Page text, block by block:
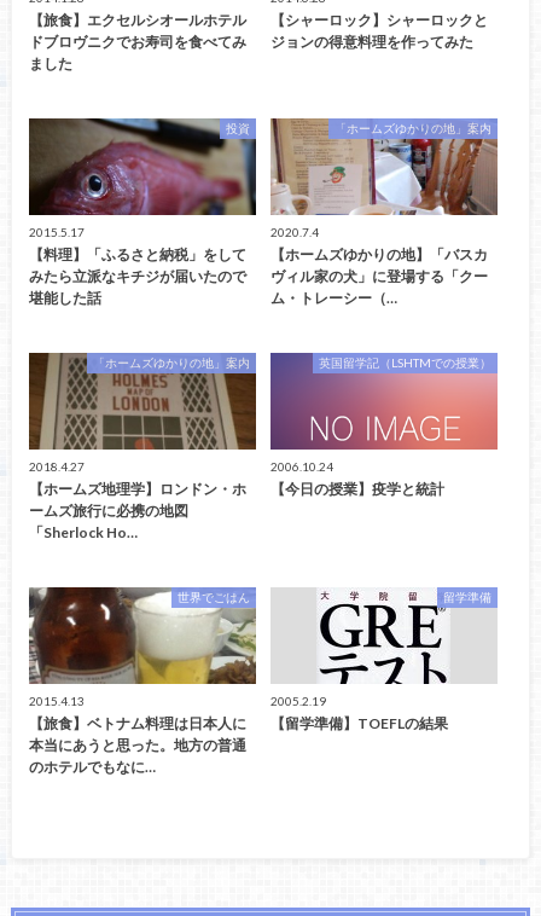
【旅食】エクセルシオールホテル
ドブロヴニクでお寿司を食べてみ
ました
【シャーロック】シャーロックと
ジョンの得意料理を作ってみた
投資
2015.5.17
【料理】「ふるさと納税」をして
みたら立派なキチジが届いたので
堪能した話
「ホームズゆかりの地」案内
2020.7.4
【ホームズゆかりの地】「バスカ
ヴィル家の犬」に登場する「クー
ム・トレーシー（…
「ホームズゆかりの地」案内
2018.4.27
【ホームズ地理学】ロンドン・ホ
ームズ旅行に必携の地図
「Sherlock Ho…
英国留学記（LSHTMでの授業）
2006.10.24
【今日の授業】疫学と統計
世界でごはん
2015.4.13
【旅食】ベトナム料理は日本人に
本当にあうと思った。地方の普通
のホテルでもなに…
留学準備
2005.2.19
【留学準備】TOEFLの結果